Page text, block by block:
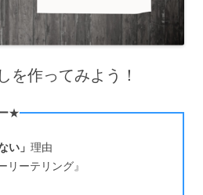
を作ってみよう！
★
い」 理由
リーテリング』